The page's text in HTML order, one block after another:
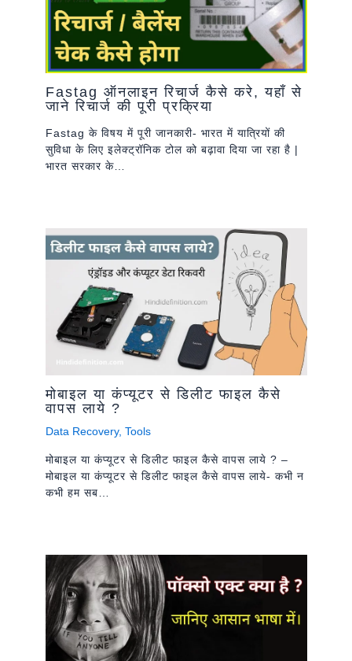
Fastag ऑनलाइन रिचार्ज कैसे करे, यहाँ से
जाने रिचार्ज की पूरी प्रक्रिया
Fastag के विषय में पूरी जानकारी- भारत में यात्रियों की
सुविधा के लिए इलेक्ट्रॉनिक टोल को बढ़ावा दिया जा रहा है |
भारत सरकार के…
मोबाइल या कंप्यूटर से डिलीट फाइल कैसे
वापस लाये ?
Data Recovery, Tools
मोबाइल या कंप्यूटर से डिलीट फाइल कैसे वापस लाये ? –
मोबाइल या कंप्यूटर से डिलीट फाइल कैसे वापस लाये- कभी न
कभी हम सब…